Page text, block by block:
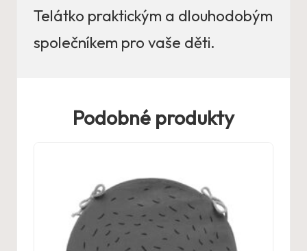
Telátko praktickým a dlouhodobým
společníkem pro vaše děti.
Podobné produkty